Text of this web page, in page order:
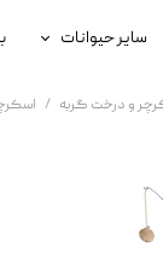
سگ
سایر حیوانات
محصولات پرندگان
محصولات آبزیان
و درخت گربه